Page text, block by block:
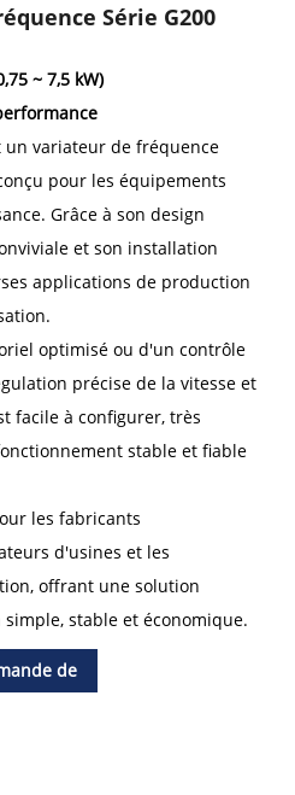
Série G200
~ 7,5 kW)
un variateur de fréquence
pour les équipements
Grâce à son design
et son installation
applications de production
optimisé ou d'un contrôle
précise de la vitesse et
facile à configurer, très
stable et fiable
les fabricants
d'usines et les
offrant une solution
stable et économique.
de